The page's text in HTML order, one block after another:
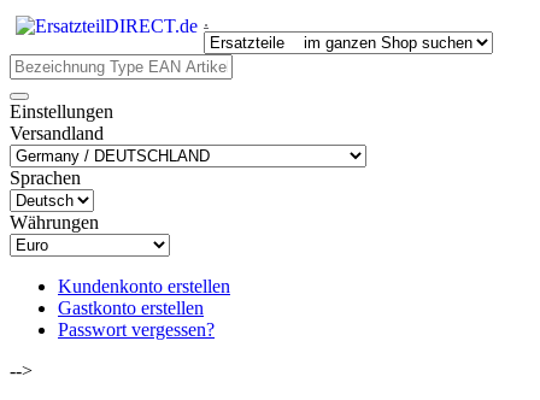
.
Einstellungen
Versandland
Sprachen
Währungen
Kundenkonto erstellen
Gastkonto erstellen
Passwort vergessen?
-->